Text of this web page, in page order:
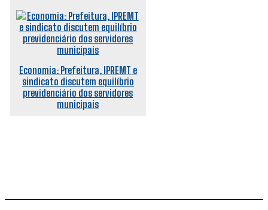
Economia: Prefeitura, IPREMT e
sindicato discutem equilíbrio
previdenciário dos servidores
municipais